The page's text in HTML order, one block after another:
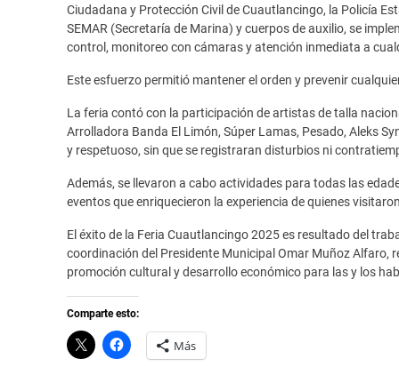
Ciudadana y Protección Civil de Cuautlancingo, la Policía
SEMAR (Secretaría de Marina) y cuerpos de auxilio, se
control, monitoreo con cámaras y atención inmediata a
Este esfuerzo permitió mantener el orden y prevenir
La feria contó con la participación de artistas de talla
Arrolladora Banda El Limón, Súper Lamas, Pesado, Aleks
y respetuoso, sin que se registraran disturbios ni
Además, se llevaron a cabo actividades para todas las
eventos que enriquecieron la experiencia de quienes
El éxito de la Feria Cuautlancingo 2025 es resultado del
coordinación del Presidente Municipal Omar Muñoz Alfaro,
promoción cultural y desarrollo económico para las y los
Comparte esto:
C
l
H
a Más